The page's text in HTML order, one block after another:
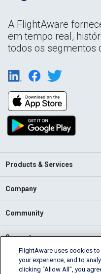
A FlightAware
em tempo real,
todos os segmentos
Products & Services
Company
Community
Support
English (USA)
2026 FlightAware
FlightAware uses cookies
your experience, and to
clicking “Allow All”, you